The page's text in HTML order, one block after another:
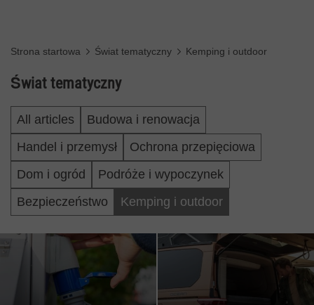
Strona startowa Świat tematyczny Kemping i outdoor
Świat tematyczny
All articles
Budowa i renowacja
Handel i przemysł
Ochrona przepięciowa
Dom i ogród
Podróże i wypoczynek
Bezpieczeństwo
Kemping i outdoor